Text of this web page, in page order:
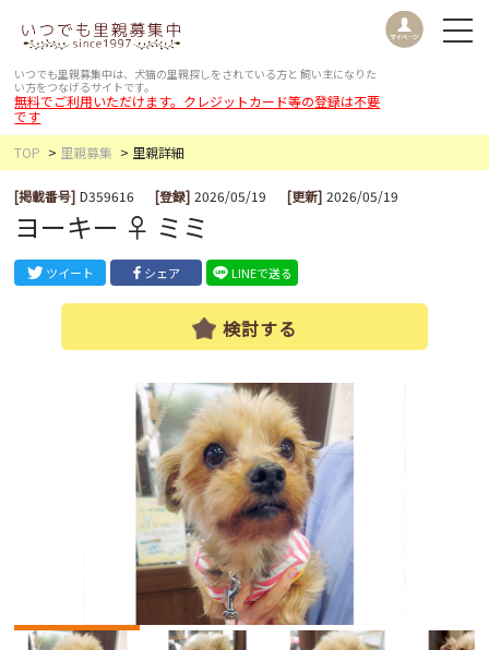
いつでも里親募集中は、犬猫の里親探しをされている方と 飼い主になりた
い方をつなげるサイトです。
無料でご利用いただけます。クレジットカード等の登録は不要
です
TOP
里親募集 里親詳細
[掲載番号] D359616 [登録] 2026/05/19 [更新] 2026/05/19
ヨーキー ♀ ミミ
ツイート シェア LINEで送る
検討する